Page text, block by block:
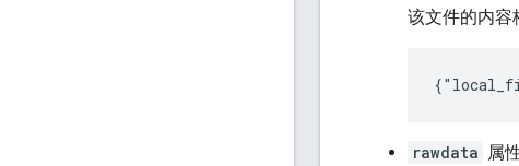
该文件的内容
rawdata 属